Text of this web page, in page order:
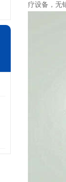
疗设备，无